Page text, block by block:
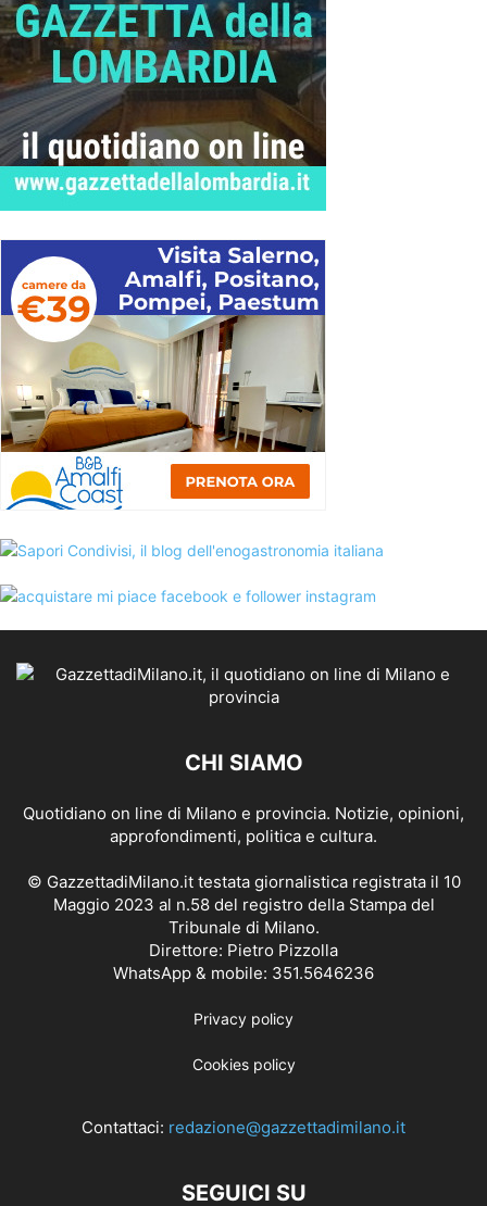
CHI SIAMO
Quotidiano on line di Milano e provincia. Notizie, opinioni,
approfondimenti, politica e cultura.
© GazzettadiMilano.it testata giornalistica registrata il 10
Maggio 2023 al n.58 del registro della Stampa del
Tribunale di Milano.
Direttore: Pietro Pizzolla
WhatsApp & mobile: 351.5646236
Privacy policy
Cookies policy
Contattaci: redazione@gazzettadimilano.it
SEGUICI SU